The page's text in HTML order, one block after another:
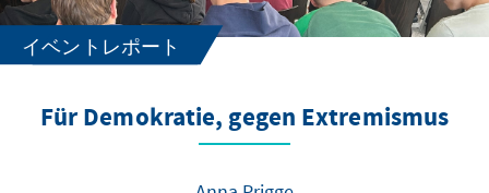
イベントレポート
Für Demokratie, gegen Extremismus